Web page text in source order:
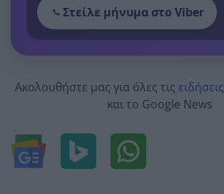
Στείλε μήνυμα στο Viber
Ακολουθήστε μας για όλες τις ειδήσεις
και το Google News